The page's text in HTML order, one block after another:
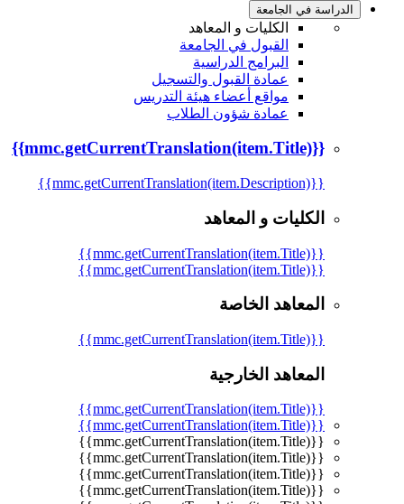
الدراسة في الجامعة
الكليات و المعاهد
القبول في الجامعة
البرامج الدراسية
عمادة القبول والتسجيل
مواقع أعضاء هيئة التدريس
عمادة شؤون الطلاب
{{mmc.getCurrentTranslation(item.Title)}}
{{mmc.getCurrentTranslation(item.Description)}}
الكليات و المعاهد
{{mmc.getCurrentTranslation(item.Title)}}
{{mmc.getCurrentTranslation(item.Title)}}
المعاهد الخاصة
{{mmc.getCurrentTranslation(item.Title)}}
المعاهد الخارجية
{{mmc.getCurrentTranslation(item.Title)}}
{{mmc.getCurrentTranslation(item.Title)}}
{{mmc.getCurrentTranslation(item.Title)}}
{{mmc.getCurrentTranslation(item.Title)}}
{{mmc.getCurrentTranslation(item.Title)}}
{{mmc.getCurrentTranslation(item.Title)}}